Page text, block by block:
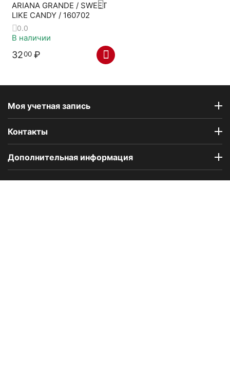
ARIANA GRANDE / SWEET
LIKE CANDY / 160702
0.0
В наличии
3200 ₽
Моя учетная запись
Контакты
Дополнительная информация